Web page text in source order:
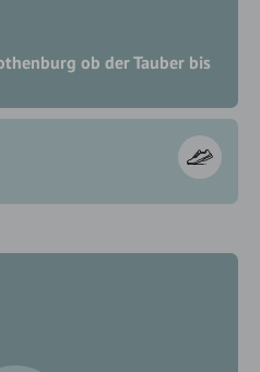
ob der Tauber bis